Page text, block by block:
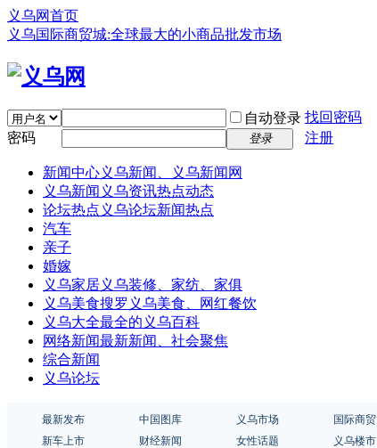
义乌网首页
义乌国际商贸城:全球最大的小商品批发市场
自动登录 找回密码
密码
登录 注册
新闻中心义乌新闻、义乌新闻网
义乌新闻 义乌资讯热点动态
论坛热点 义乌论坛新闻热点
汽车
亲子
婚嫁
义乌家居义乌装修、家纺、家俱
义乌美食搜罗义乌美食、网红餐饮
义乌大全最全的义乌百科
网络新闻最新新闻、社会聚焦
综合新闻
义乌论坛
最新发布 中国图库 义乌市场 国际商贸
新车上市
财经新闻 女性话题 义乌楼市